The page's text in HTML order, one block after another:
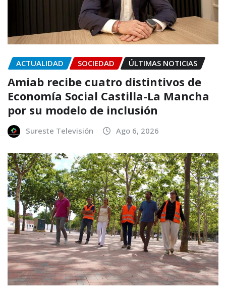
ACTUALIDAD SOCIEDAD ÚLTIMAS NOTICIAS
Amiab recibe cuatro distintivos de
Economía Social Castilla-La Mancha
por su modelo de inclusión
Sureste Televisión Ago 6, 2026